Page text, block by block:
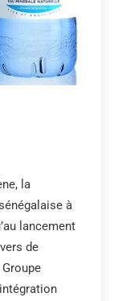
la
à
lancement
de